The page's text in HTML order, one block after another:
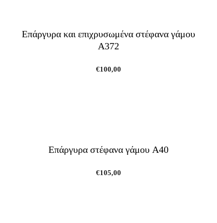
Επάργυρα και επιχρυσωμένα στέφανα γάμου
A372
€100,00
Επάργυρα στέφανα γάμου A40
€105,00